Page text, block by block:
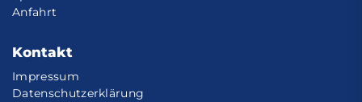
Anfahrt
Kontakt
Impressum
Datenschutzerklärung